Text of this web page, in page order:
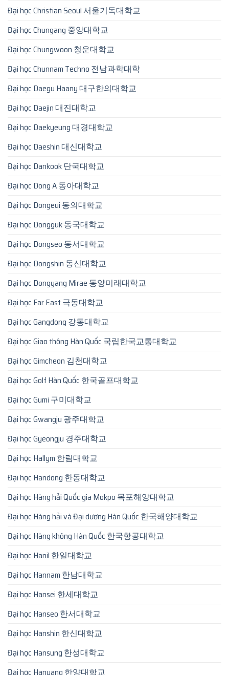
Đại học Christian Seoul 서울기독대학교
Đại học Chungang 중앙대학교
Đại học Chungwoon 청운대학교
Đại học Chunnam Techno 전남과학대학
Đại học Daegu Haany 대구한의대학교
Đại học Daejin 대진대학교
Đại học Daekyeung 대경대학교
Đại học Daeshin 대신대학교
Đại học Dankook 단국대학교
Đại học Dong A 동아대학교
Đại học Dongeui 동의대학교
Đại học Dongguk 동국대학교
Đại học Dongseo 동서대학교
Đại học Dongshin 동신대학교
Đại học Dongyang Mirae 동양미래대학교
Đại học Far East 극동대학교
Đại học Gangdong 강동대학교
Đại học Giao thông Hàn Quốc 국립한국교통대학교
Đại học Gimcheon 김천대학교
Đại học Golf Hàn Quốc 한국골프대학교
Đại học Gumi 구미대학교
Đại học Gwangju 광주대학교
Đại học Gyeongju 경주대학교
Đại học Hallym 한림대학교
Đại học Handong 한동대학교
Đại học Hàng hải Quốc gia Mokpo 목포해양대학교
Đại học Hàng hải và Đại dương Hàn Quốc 한국해양대학교
Đại học Hàng không Hàn Quốc 한국항공대학교
Đại học Hanil 한일대학교
Đại học Hannam 한남대학교
Đại học Hansei 한세대학교
Đại học Hanseo 한서대학교
Đại học Hanshin 한신대학교
Đại học Hansung 한성대학교
Đại học Hanyang 한양대학교